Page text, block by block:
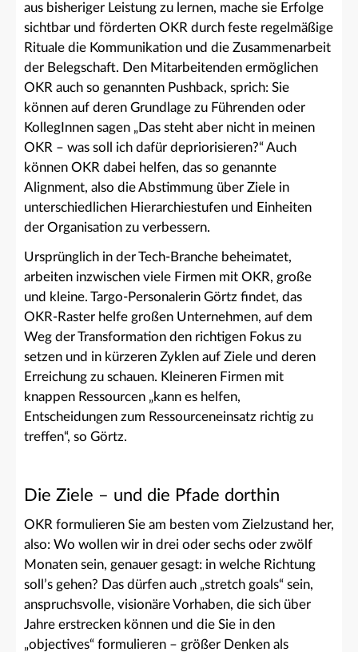
aus bisheriger Leistung zu lernen, mache sie Erfolge
sichtbar und förderten OKR durch feste regelmäßige
Rituale die Kommunikation und die Zusammenarbeit
der Belegschaft. Den Mitarbeitenden ermöglichen
OKR auch so genannten Pushback, sprich: Sie
können auf deren Grundlage zu Führenden oder
KollegInnen sagen „Das steht aber nicht in meinen
OKR – was soll ich dafür depriorisieren?“ Auch
können OKR dabei helfen, das so genannte
Alignment, also die Abstimmung über Ziele in
unterschiedlichen Hierarchiestufen und Einheiten
der Organisation zu verbessern.
Ursprünglich in der Tech-Branche beheimatet,
arbeiten inzwischen viele Firmen mit OKR, große
und kleine. Targo-Personalerin Görtz findet, das
OKR-Raster helfe großen Unternehmen, auf dem
Weg der Transformation den richtigen Fokus zu
setzen und in kürzeren Zyklen auf Ziele und deren
Erreichung zu schauen. Kleineren Firmen mit
knappen Ressourcen „kann es helfen,
Entscheidungen zum Ressourceneinsatz richtig zu
treffen“, so Görtz.
Die Ziele – und die Pfade dorthin
OKR formulieren Sie am besten vom Zielzustand her,
also: Wo wollen wir in drei oder sechs oder zwölf
Monaten sein, genauer gesagt: in welche Richtung
soll’s gehen? Das dürfen auch „stretch goals“ sein,
anspruchsvolle, visionäre Vorhaben, die sich über
Jahre erstrecken können und die Sie in den
„objectives“ formulieren – größer Denken als